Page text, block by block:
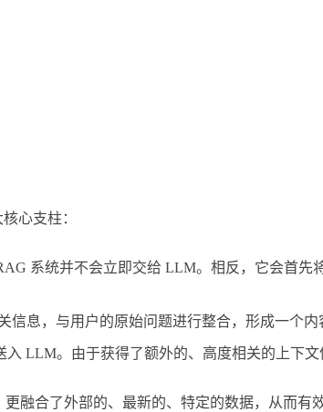
心支柱：
系统并不会立即交给 LLM。相反，它会首
信息，与用户的原始问题进行整合，形成一个内
入 LLM。由于获得了额外的、高度相关的上下
融合了外部的、最新的、特定的数据，从而有效